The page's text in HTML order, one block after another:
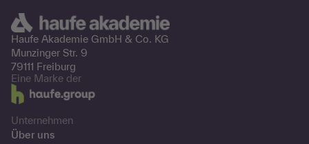
Haufe Akademie GmbH & Co. KG
Munzinger Str. 9
79111 Freiburg
Eine Marke der
Unternehmen
Über uns